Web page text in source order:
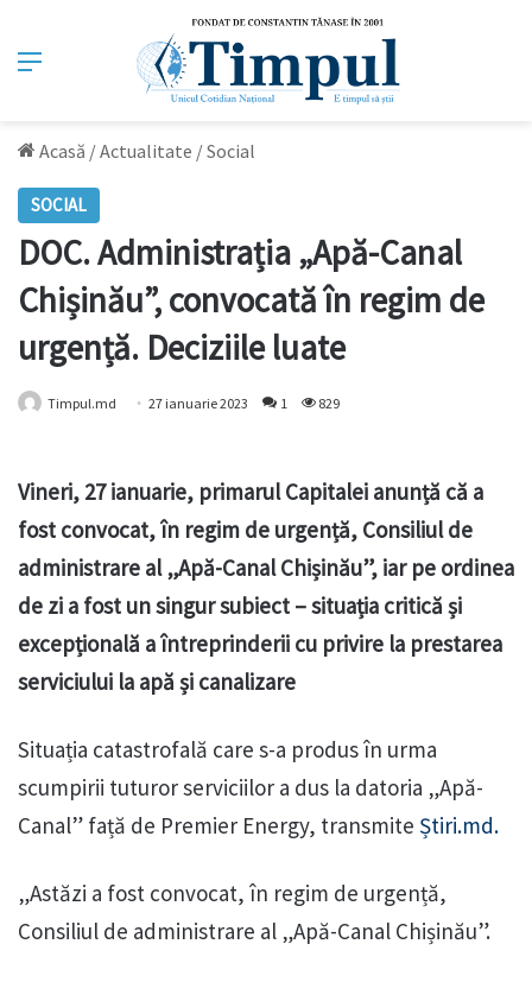
Meniu
Acasă /Actualitate /Social
SOCIAL
DOC. Administrația „Apă-Canal
Chișinău”, convocată în regim de
urgență. Deciziile luate
Timpul.md 27 ianuarie 2023 1 829
Vineri, 27 ianuarie, primarul Capitalei anunță că a
fost convocat, în regim de urgență, Consiliul de
administrare al „Apă-Canal Chișinău”, iar pe ordinea
de zi a fost un singur subiect – situația critică și
excepțională a întreprinderii cu privire la prestarea
serviciului la apă și canalizare
Situația catastrofală care s-a produs în urma
scumpirii tuturor serviciilor a dus la datoria „Apă-
Canal” față de Premier Energy, transmite Știri.md.
„Astăzi a fost convocat, în regim de urgență,
Consiliul de administrare al „Apă-Canal Chișinău”.